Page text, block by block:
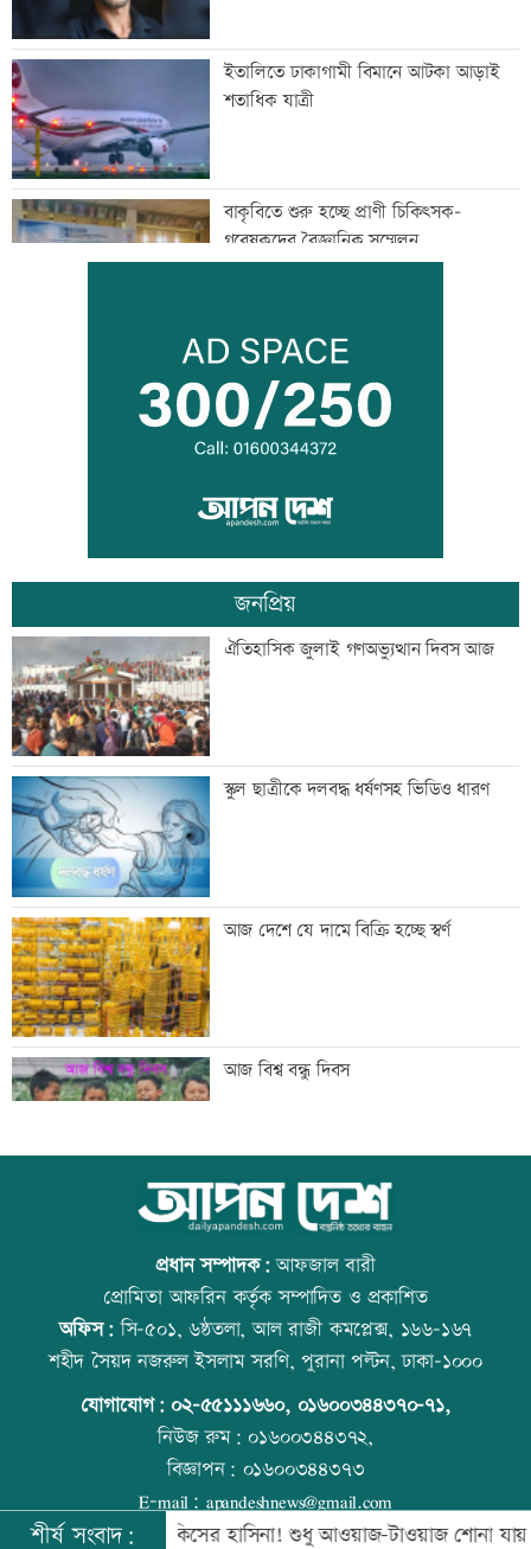
ইতালিতে ঢাকাগামী বিমানে আটকা আড়াই
শতাধিক যাত্রী
বাকৃবিতে শুরু হচ্ছে প্রাণী চিকিৎসক-
গবেষকদের বৈজ্ঞানিক সম্মেলন
বন্দরে বিস্ফোরণে একই পরিবারের ৩ জন দগ্ধ
পাঁচ আর্থিক প্রতিষ্ঠান বন্ধের অনুমোদন,
রোববার প্রশাসক নিয়োগ
ঢাকা-ময়মনসিংহ রেল যোগাযোগ স্বাভাবিক
সিঙ্গাপুর থেকে এক কার্গো এলএনজি কিনবে
সরকার
মান্দায় ২৯৬ বোতলসহ দুই মাদক কারবারি
আটক
গুরুত্বপূর্ণ ব্যক্তিদের নিয়ে অপপ্রচারের বিরুদ্ধে
সতর্ক করল পুলিশ
নিরাপত্তা পেলে দেশে ফিরতে চান সাকিব
সাকিবের দেশে ফেরার সুযোগ নেই: ক্রীড়া
প্রতিমন্ত্রী
শিল্পকলায় বিনামূল্যে ৬ সিনেমা দেখা যাবে
জনপ্রিয়
ঐতিহাসিক জুলাই গণঅভ্যুত্থান দিবস আজ
স্কুল ছাত্রীকে দলবদ্ধ ধর্ষণসহ ভিডিও ধারণ
আজ দেশে যে দামে বিক্রি হচ্ছে স্বর্ণ
আজ বিশ্ব বন্ধু দিবস
কোরআন-হাদিসে নামাজ না পড়ার শাস্তি
উত্থান-পতনের বাজারে আজ স্বর্ণের ভরি কত
আজ স্বর্ণ-রুপা যে দামে বিক্রি হচ্ছে
প্রধান সম্পাদক:আফজাল বারী
প্রোমিতা আফরিন কর্তৃক সম্পাদিত ও প্রকাশিত
অফিস:সি-৫০১, ৬ষ্ঠতলা, আল রাজী কমপ্লেক্স, ১৬৬-১৬৭
শহীদ সৈয়দ নজরুল ইসলাম সরণি, পুরানা পল্টন, ঢাকা-১০০০
যোগাযোগ: ০২-৫৫১১১৬৬০, ০১৬০০৩৪৪৩৭০-৭১,
নিউজ রুম:০১৬০০৩৪৪৩৭২,
বিজ্ঞাপন: ০১৬০০৩৪৪৩৭৩
E-mail: apandeshnews@gmail.com
শীর্ষ সংবাদ:
সরকার কিসের হাসিনা! শুধু আওয়াজ-টাওয়াজ শোনা যায়: